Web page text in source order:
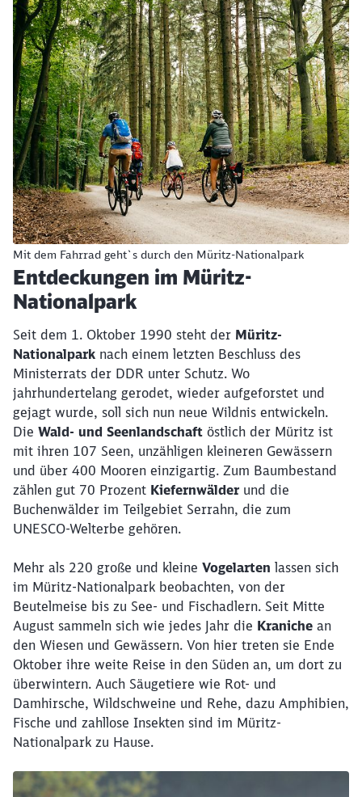
Mit dem Fahrrad geht`s durch den Müritz-Nationalpark
Entdeckungen im Müritz-
Nationalpark
Seit dem 1. Oktober 1990 steht der Müritz-
Nationalpark nach einem letzten Beschluss des
Ministerrats der DDR unter Schutz. Wo
jahrhundertelang gerodet, wieder aufgeforstet und
gejagt wurde, soll sich nun neue Wildnis entwickeln.
Die Wald- und Seenlandschaft östlich der Müritz ist
mit ihren 107 Seen, unzähligen kleineren Gewässern
und über 400 Mooren einzigartig. Zum Baumbestand
zählen gut 70 Prozent Kiefernwälder und die
Buchenwälder im Teilgebiet Serrahn, die zum
UNESCO-Welterbe gehören.
Mehr als 220 große und kleine Vogelarten lassen sich
im Müritz-Nationalpark beobachten, von der
Beutelmeise bis zu See- und Fischadlern. Seit Mitte
August sammeln sich wie jedes Jahr die Kraniche an
den Wiesen und Gewässern. Von hier treten sie Ende
Oktober ihre weite Reise in den Süden an, um dort zu
überwintern. Auch Säugetiere wie Rot- und
Damhirsche, Wildschweine und Rehe, dazu Amphibien,
Fische und zahllose Insekten sind im Müritz-
Nationalpark zu Hause.